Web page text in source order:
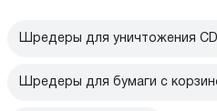
Шредеры для уничтожения CD
Шредеры для бумаги с